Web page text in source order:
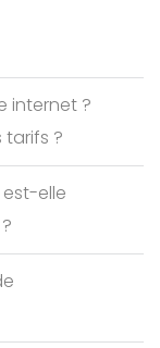
internet ?
tarifs ?
elle